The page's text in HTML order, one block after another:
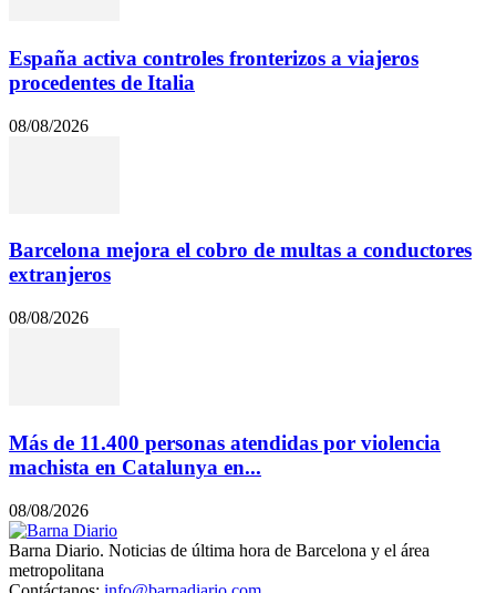
España activa controles fronterizos a viajeros
procedentes de Italia
08/08/2026
Barcelona mejora el cobro de multas a conductores
extranjeros
08/08/2026
Más de 11.400 personas atendidas por violencia
machista en Catalunya en...
08/08/2026
Barna Diario. Noticias de última hora de Barcelona y el área
metropolitana